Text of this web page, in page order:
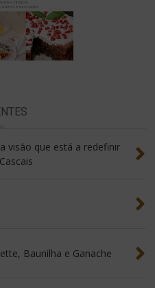
visão que está a redefinir
Baunilha e Ganache